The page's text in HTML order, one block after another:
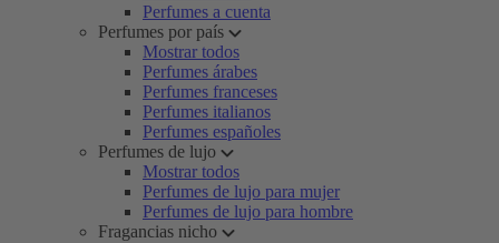
Perfumes a cuenta
Perfumes por país
Mostrar todos
Perfumes árabes
Perfumes franceses
Perfumes italianos
Perfumes españoles
Perfumes de lujo
Mostrar todos
Perfumes de lujo para mujer
Perfumes de lujo para hombre
Fragancias nicho